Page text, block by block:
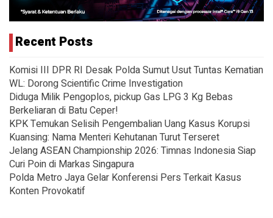
Recent Posts
Komisi III DPR RI Desak Polda Sumut Usut Tuntas Kematian
WL: Dorong Scientific Crime Investigation
Diduga Milik Pengoplos, pickup Gas LPG 3 Kg Bebas
Berkeliaran di Batu Ceper!
KPK Temukan Selisih Pengembalian Uang Kasus Korupsi
Kuansing: Nama Menteri Kehutanan Turut Terseret
Jelang ASEAN Championship 2026: Timnas Indonesia Siap
Curi Poin di Markas Singapura
Polda Metro Jaya Gelar Konferensi Pers Terkait Kasus
Konten Provokatif